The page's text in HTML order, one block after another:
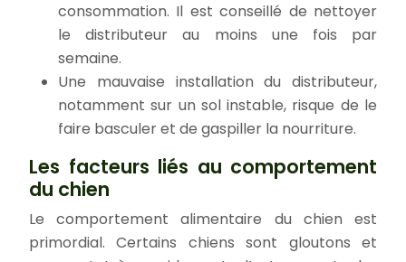
consommation. Il est conseillé de nettoyer
le distributeur au moins une fois par
semaine.
Une mauvaise installation du distributeur,
notamment sur un sol instable, risque de le
faire basculer et de gaspiller la nourriture.
Les facteurs liés au comportement
du chien
Le comportement alimentaire du chien est
primordial. Certains chiens sont gloutons et